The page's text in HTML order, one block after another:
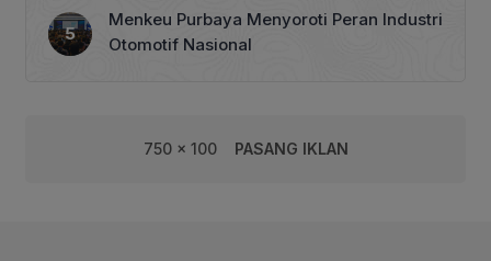
Menkeu Purbaya Menyoroti Peran Industri
Otomotif Nasional
750 x 100 PASANG IKLAN